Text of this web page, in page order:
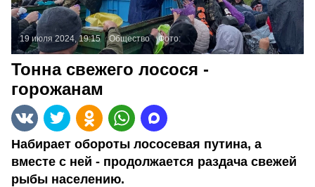
19 июля 2024, 19:15 Общество Фото:
Тонна свежего лосося -
горожанам
Набирает обороты лососевая путина, а
вместе с ней - продолжается раздача свежей
рыбы населению.